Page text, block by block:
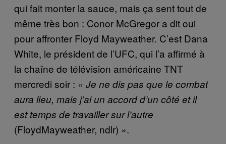
qui fait monter la sauce, mais ça sent tout de
même très bon : Conor McGregor a dit oui
pour affronter Floyd Mayweather. C’est Dana
White, le président de l’UFC, qui l’a affirmé à
la chaîne de télévision américaine TNT
mercredi soir : « Je ne dis pas que le combat
aura lieu, mais j’ai un accord d’un côté et il
est temps de travailler sur l’autre
(FloydMayweather, ndlr) ».